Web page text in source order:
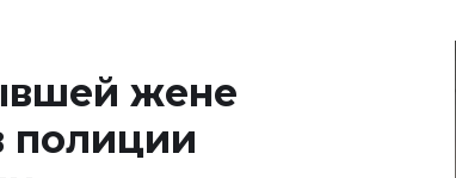
жене
полиции